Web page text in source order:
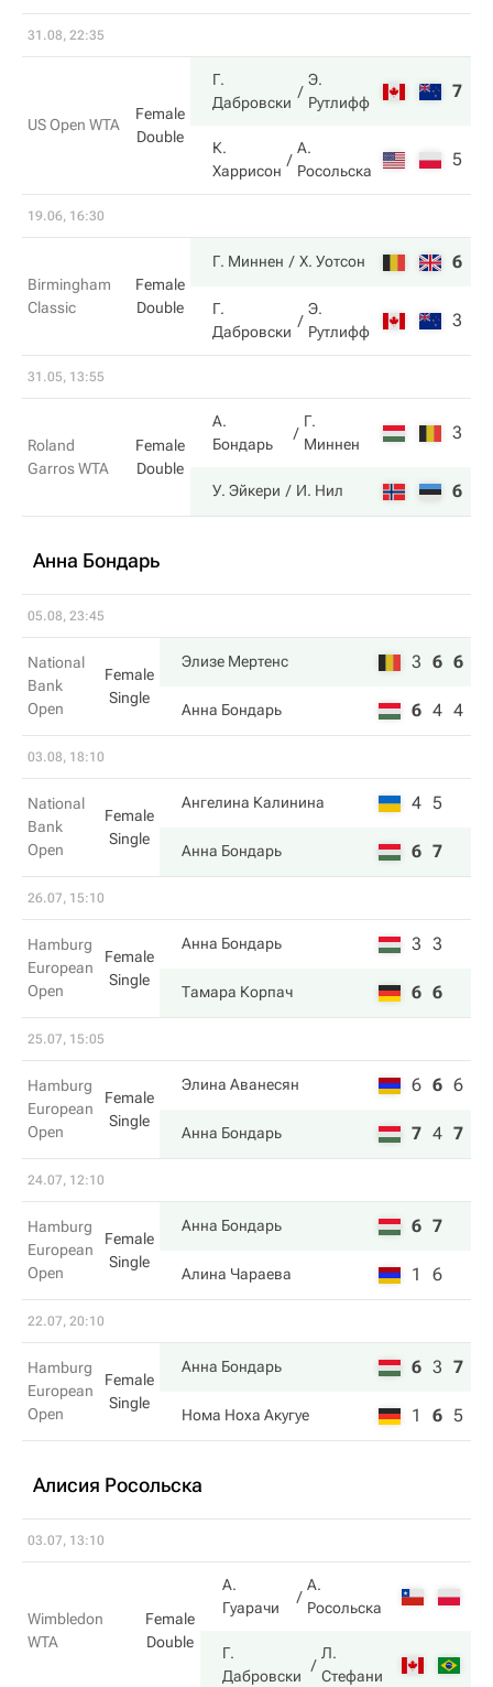
31.08, 22:35
US Open WTA
Female
Double
Г.
Дабровски
Э.
Рутлифф
7
К.
Харрисон
А.
Росольска
5
19.06, 16:30
Birmingham
Classic
Female
Double
Г. Миннен Х. Уотсон 6
Г.
Дабровски
Э.
Рутлифф
3
31.05, 13:55
Roland
Garros WTA
Female
Double
А.
Бондарь
Г.
Миннен
3
У. Эйкери И. Нил 6
Анна Бондарь
05.08, 23:45
National
Bank
Open
Female
Single
Элизе Мертенс 3 6 6
Анна Бондарь 6 4 4
03.08, 18:10
National
Bank
Open
Female
Single
Ангелина Калинина 4 5
Анна Бондарь 6 7
26.07, 15:10
Hamburg
European
Open
Female
Single
Анна Бондарь 3 3
Тамара Корпач 6 6
25.07, 15:05
Hamburg
European
Open
Female
Single
Элина Аванесян 6 6 6
Анна Бондарь 7 4 7
24.07, 12:10
Hamburg
European
Open
Female
Single
Анна Бондарь 6 7
Алина Чараева 1 6
22.07, 20:10
Hamburg
European
Open
Female
Single
Анна Бондарь 6 3 7
Нома Ноха Акугуе 1 6 5
Алисия Росольска
03.07, 13:10
Wimbledon
WTA
Female
Double
А.
Гуарачи
А.
Росольска
Г.
Дабровски
Л.
Стефани